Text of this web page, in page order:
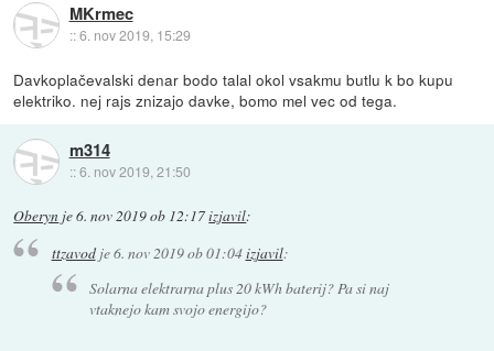
MKrmec
::6. nov 2019, 15:29
Davkoplačevalski denar bodo talal okol vsakmu butlu k bo kupu
elektriko. nej rajs znizajo davke, bomo mel vec od tega.
m314
::6. nov 2019, 21:50
Oberyn je6. nov 2019 ob 12:17izjavil:
ttzavodje6. nov 2019 ob 01:04izjavil:
Solarna elektrarna plus 20 kWh baterij? Pa si naj
vtaknejo kam svojo energijo?